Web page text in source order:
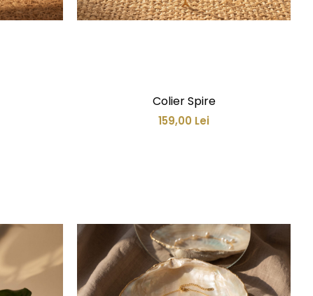
Colier Spire
159,00 Lei